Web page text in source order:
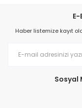
Haber listemize kayıt
Sosyal